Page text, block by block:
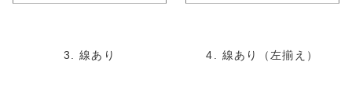
3. 線あり 4. 線あり（左揃え）